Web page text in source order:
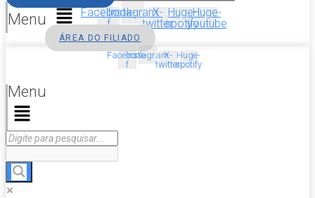
Menu
Facebook-
f
InstagramX-
twitter
Huge-
spotify
Huge-
youtube
ÁREA DO FILIADO
Facebook-
f
InstagramX-
twitter
Huge-
spotify
Menu